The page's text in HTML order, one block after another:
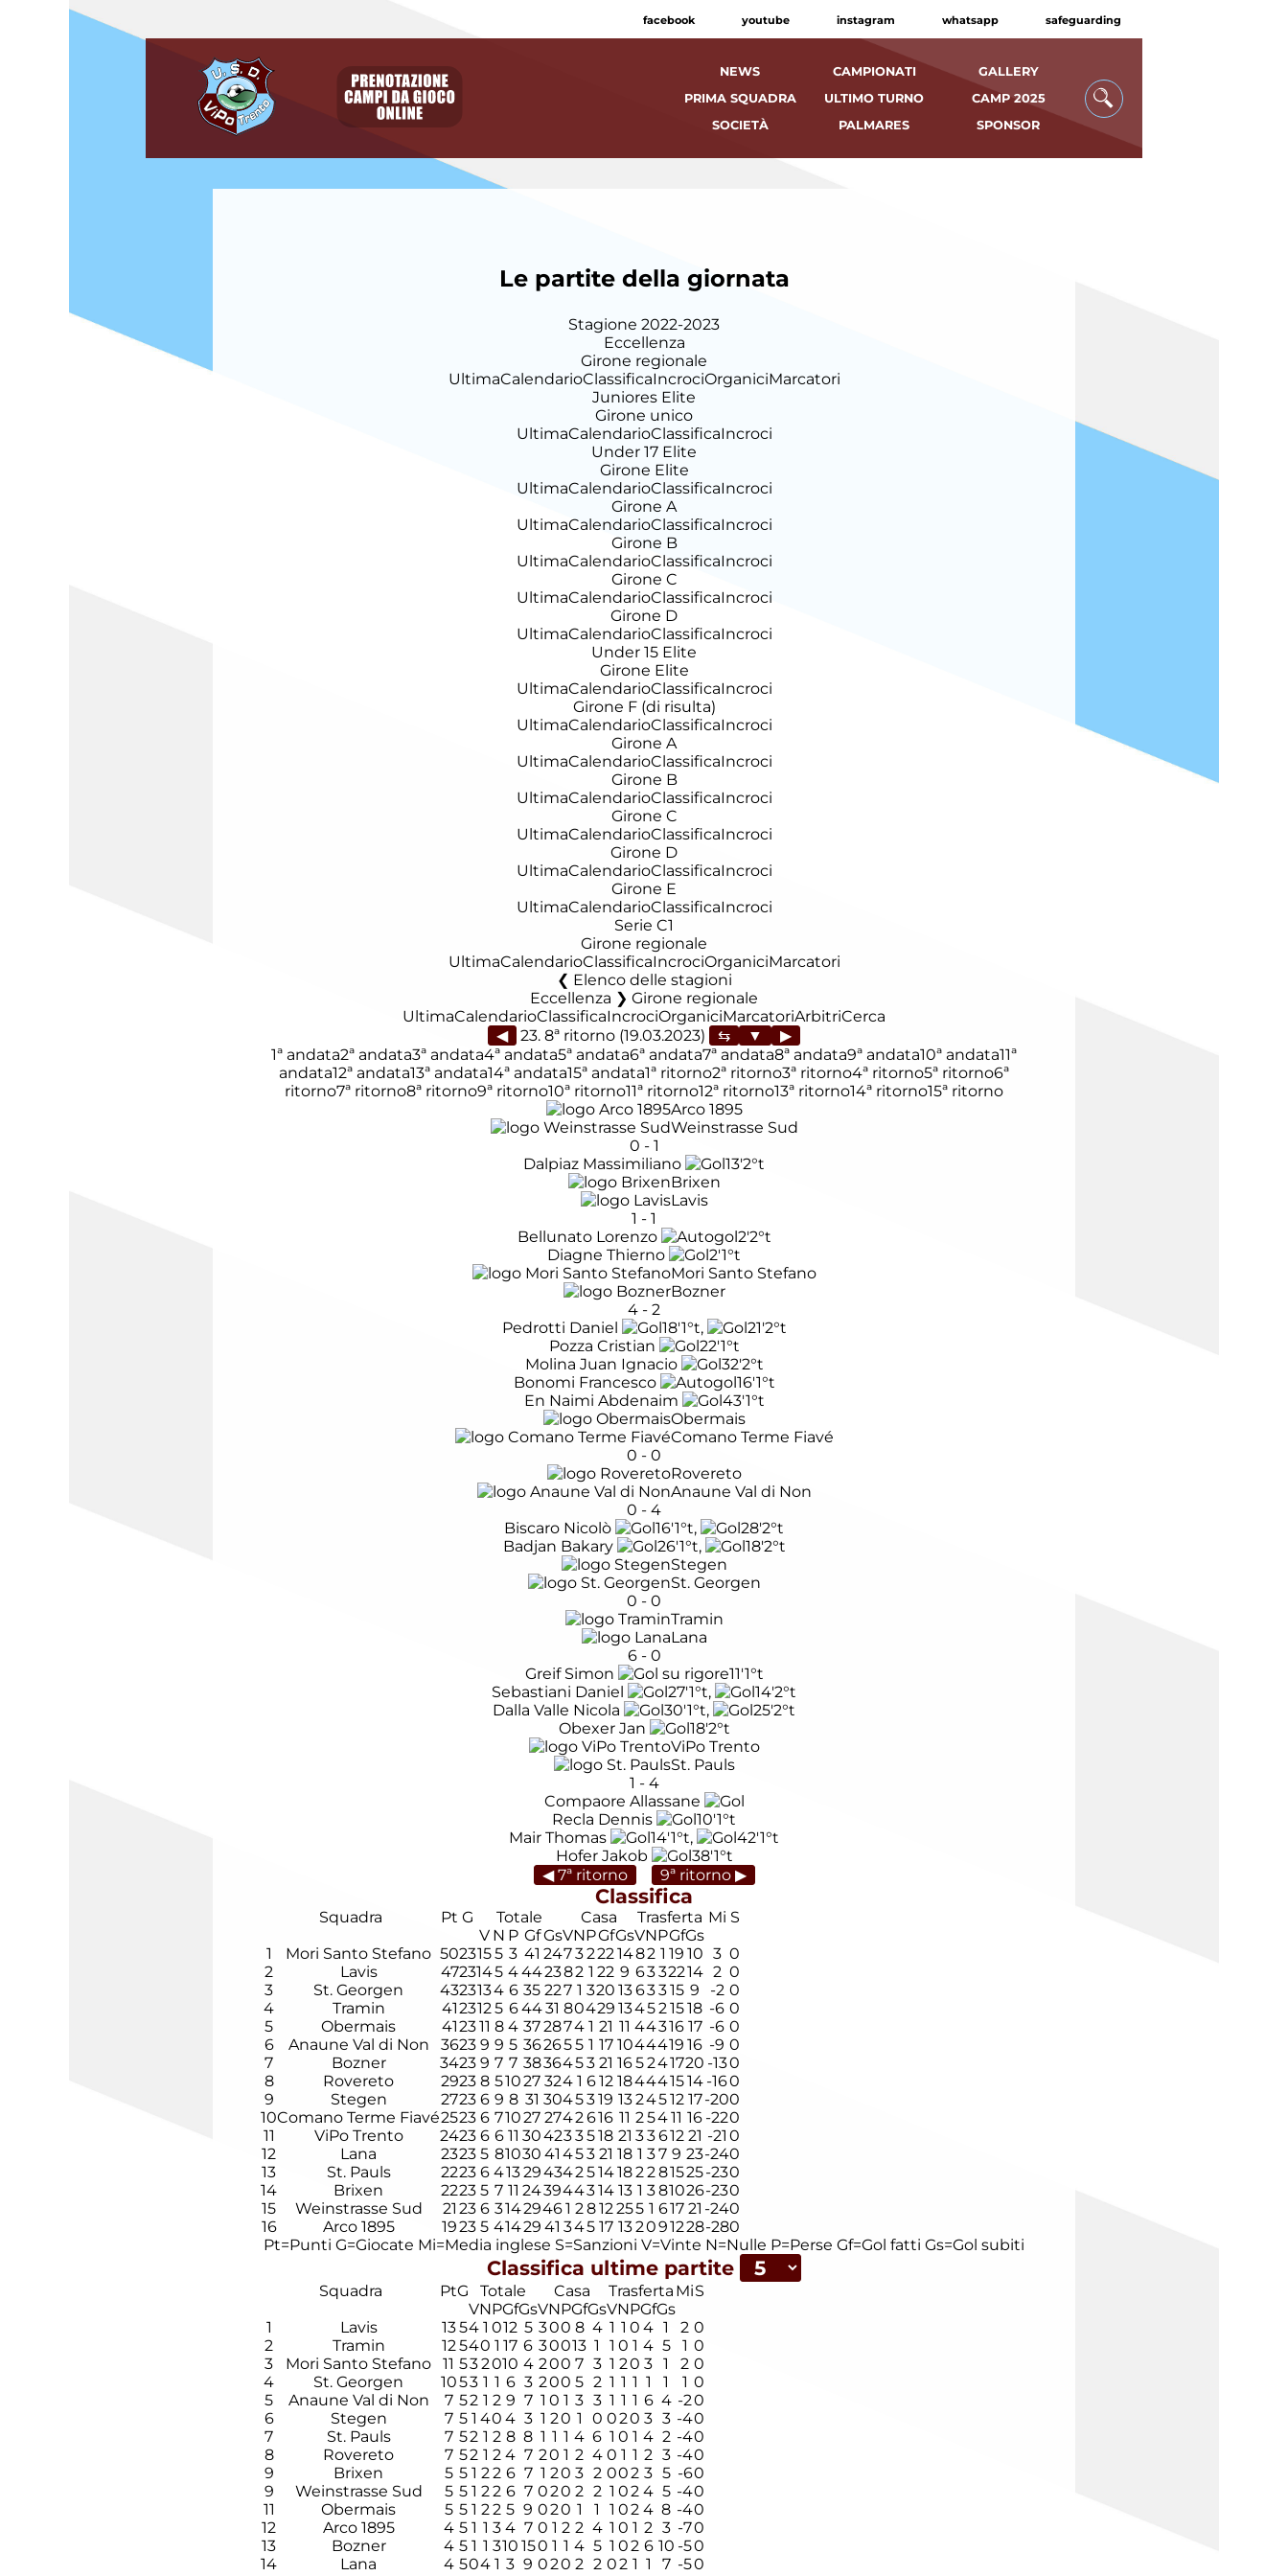
facebook youtube instagram whatsapp safeguarding
NEWS CAMPIONATI
GALLERY
PRIMA SQUADRA
ULTIMO TURNO
CAMP 2025
SOCIETÀ
PALMARES SPONSOR
Le partite della giornata
Stagione 2022-2023
Eccellenza
Girone regionale
UltimaCalendarioClassificaIncrociOrganiciMarcatori
Juniores Elite
Girone unico
UltimaCalendarioClassificaIncroci
Under 17 Elite
Girone Elite
UltimaCalendarioClassificaIncroci
Girone A
UltimaCalendarioClassificaIncroci
Girone B
UltimaCalendarioClassificaIncroci
Girone C
UltimaCalendarioClassificaIncroci
Girone D
UltimaCalendarioClassificaIncroci
Under 15 Elite
Girone Elite
UltimaCalendarioClassificaIncroci
Girone F (di risulta)
UltimaCalendarioClassificaIncroci
Girone A
UltimaCalendarioClassificaIncroci
Girone B
UltimaCalendarioClassificaIncroci
Girone C
UltimaCalendarioClassificaIncroci
Girone D
UltimaCalendarioClassificaIncroci
Girone E
UltimaCalendarioClassificaIncroci
Serie C1
Girone regionale
UltimaCalendarioClassificaIncrociOrganiciMarcatori
Elenco delle stagioni
Eccellenza ❯ Girone regionale
UltimaCalendarioClassificaIncrociOrganiciMarcatoriArbitriCerca
◀
23. 8ª ritorno (19.03.2023)
▶
1ª andata2ª andata3ª andata4ª andata5ª andata6ª andata7ª andata8ª andata9ª andata10ª andata11ª
andata12ª andata13ª andata14ª andata15ª andata1ª ritorno2ª ritorno3ª ritorno4ª ritorno5ª ritorno6ª
ritorno7ª ritorno8ª ritorno9ª ritorno10ª ritorno11ª ritorno12ª ritorno13ª ritorno14ª ritorno15ª ritorno
Arco 1895
Weinstrasse Sud
0 - 1
Dalpiaz Massimiliano
13'2°t
Brixen
Lavis
1 - 1
Bellunato Lorenzo
2'2°t
Diagne Thierno
2'1°t
Mori Santo Stefano
Bozner
4 - 2
Pedrotti Daniel
18'1°t, 21'2°t
Pozza Cristian
22'1°t
Molina Juan Ignacio
32'2°t
Bonomi Francesco
16'1°t
En Naimi Abdenaim
43'1°t
Obermais
Comano Terme Fiavé
0 - 0
Rovereto
Anaune Val di Non
0 - 4
Biscaro Nicolò
16'1°t, 28'2°t
Badjan Bakary
26'1°t, 18'2°t
Stegen
St. Georgen
0 - 0
Tramin
Lana
6- 0
Greif Simon
11'1°t
Sebastiani Daniel
27'1°t, 14'2°t
Dalla Valle Nicola
30'1°t, 25'2°t
Obexer Jan
18'2°t
ViPo Trento
St. Pauls
1 - 4
Compaore Allassane
Recla Dennis
10'1°t
Mair Thomas
14'1°t, 42'1°t
Hofer Jakob
38'1°t
◀ 7ª ritorno
9ª ritorno ▶
Classifica
Squadra Pt G Totale Casa Trasferta Mi S
V N P GfGsVNPGfGsVNPGfGs
1
Mori Santo Stefano 5023155 3 41 24732221482 1 19 10 3 0
2
Lavis 4723145 4442382 1 22 9 6332214 2 0
3
St. Georgen 4323134 6 35 227 1 320 1363315 9 -2 0
4
Tramin 4123125 64431 80429 134521518 -6 0
5
Obermais 412311 8 4 372874 1 21 11 44316 17 -6 0
6
Anaune Val di Non 3623 9 9 5 362655 1 17 1044419 16 -9 0
7
Bozner 3423 9 7 7 3836453 21 165241720 -130
8
Rovereto 2923 8 51027 324 1 612 184441514 -160
9
Stegen 2723 6 9 8 31 3045319 1324512 17-200
10Comano Terme Fiavé2523 6 71027 2742616 11 25411 16 -220
11
ViPo Trento 2423 6 6 11 304233518 21 33612 21 -21 0
12
Lana 2323 5 81030 41 453 21 18 1 37 9 23-240
13
St. Pauls 2223 6 413294342514182281525-230
14
Brixen 2223 5 7 11 243944314 13 1 381026-230
15
Weinstrasse Sud 21 23 6 31429461 2812255 1 617 21 -240
16
Arco 1895 1923 5 41429 41 345 17 132091228-280
Pt=Punti G=Giocate Mi=Media inglese S=Sanzioni V=Vinte N=Nulle P=Perse Gf=Gol fatti Gs=Gol subiti
Classifica ultime partite
Squadra PtG Totale Casa Trasferta MiS
VNPGfGsVNPGfGsVNPGfGs
1
Lavis 1354 1 012 5 300 8 4 1 1 0 4 1 2 0
2
Tramin 12540 1 17 6 30013 1 1 0 1 4 5 1 0
3
Mori Santo Stefano 11 532010 4 200 7 3 1 20 3 1 2 0
4
St. Georgen 1053 1 1 6 3 200 5 2 1 1 1 1 1 1 0
5
Anaune Val di Non 7 52 1 2 9 7 1 0 1 3 3 1 1 1 6 4 -20
6
Stegen 7 5 1 40 4 3 1 20 1 0 020 3 3 -40
7
St. Pauls 7 52 1 2 8 8 1 1 1 4 6 1 0 1 4 2 -40
8
Rovereto 7 52 1 2 4 7 20 1 2 4 0 1 1 2 3 -40
9
Brixen 5 5 1 22 6 7 1 20 3 2 002 3 5 -60
9
Weinstrasse Sud 5 5 1 22 6 7 020 2 2 1 02 4 5 -40
11
Obermais 5 5 1 22 5 9 020 1 1 1 02 4 8 -40
12
Arco 1895 4 5 1 1 3 4 7 0 1 2 2 4 1 0 1 2 3 -70
13
Bozner 4 5 1 1 310 150 1 1 4 5 1 02 6 10 -50
14
Lana 4 504 1 3 9 020 2 2 02 1 1 7 -50